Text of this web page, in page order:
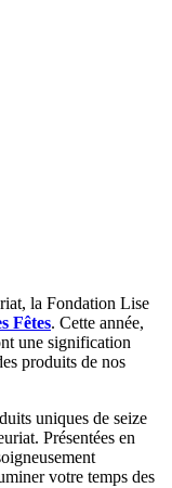
la Fondation Lise
Fêtes. Cette année,
une signification
produits de nos
uniques de seize
Présentées en
votre temps des